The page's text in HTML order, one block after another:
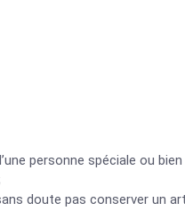
personne spéciale ou
doute pas conserver un